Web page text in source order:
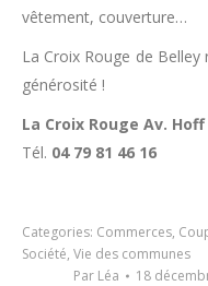
vêtement, couverture…
La Croix Rouge de
générosité !
La Croix Rouge Av.
Tél. 04 79 81 46 16
Categories: Commerces,
Société, Vie des communes
Par Léa 18